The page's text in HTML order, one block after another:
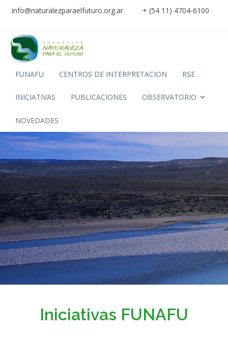
info@naturalezparaelfuturo.org.ar + (54 11) 4704-6100
FUNAFU CENTROS DE INTERPRETACION RSE
INICIATIVAS PUBLICACIONES OBSERVATORIO
NOVEDADES
Iniciativas FUNAFU